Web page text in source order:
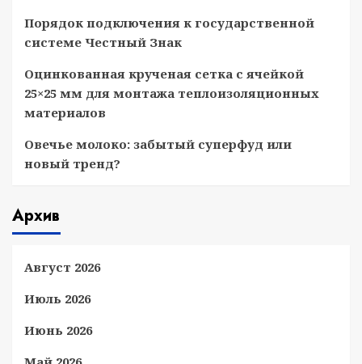
Порядок подключения к государственной
системе Честный Знак
Оцинкованная крученая сетка с ячейкой
25×25 мм для монтажа теплоизоляционных
материалов
Овечье молоко: забытый суперфуд или
новый тренд?
Архив
Август 2026
Июль 2026
Июнь 2026